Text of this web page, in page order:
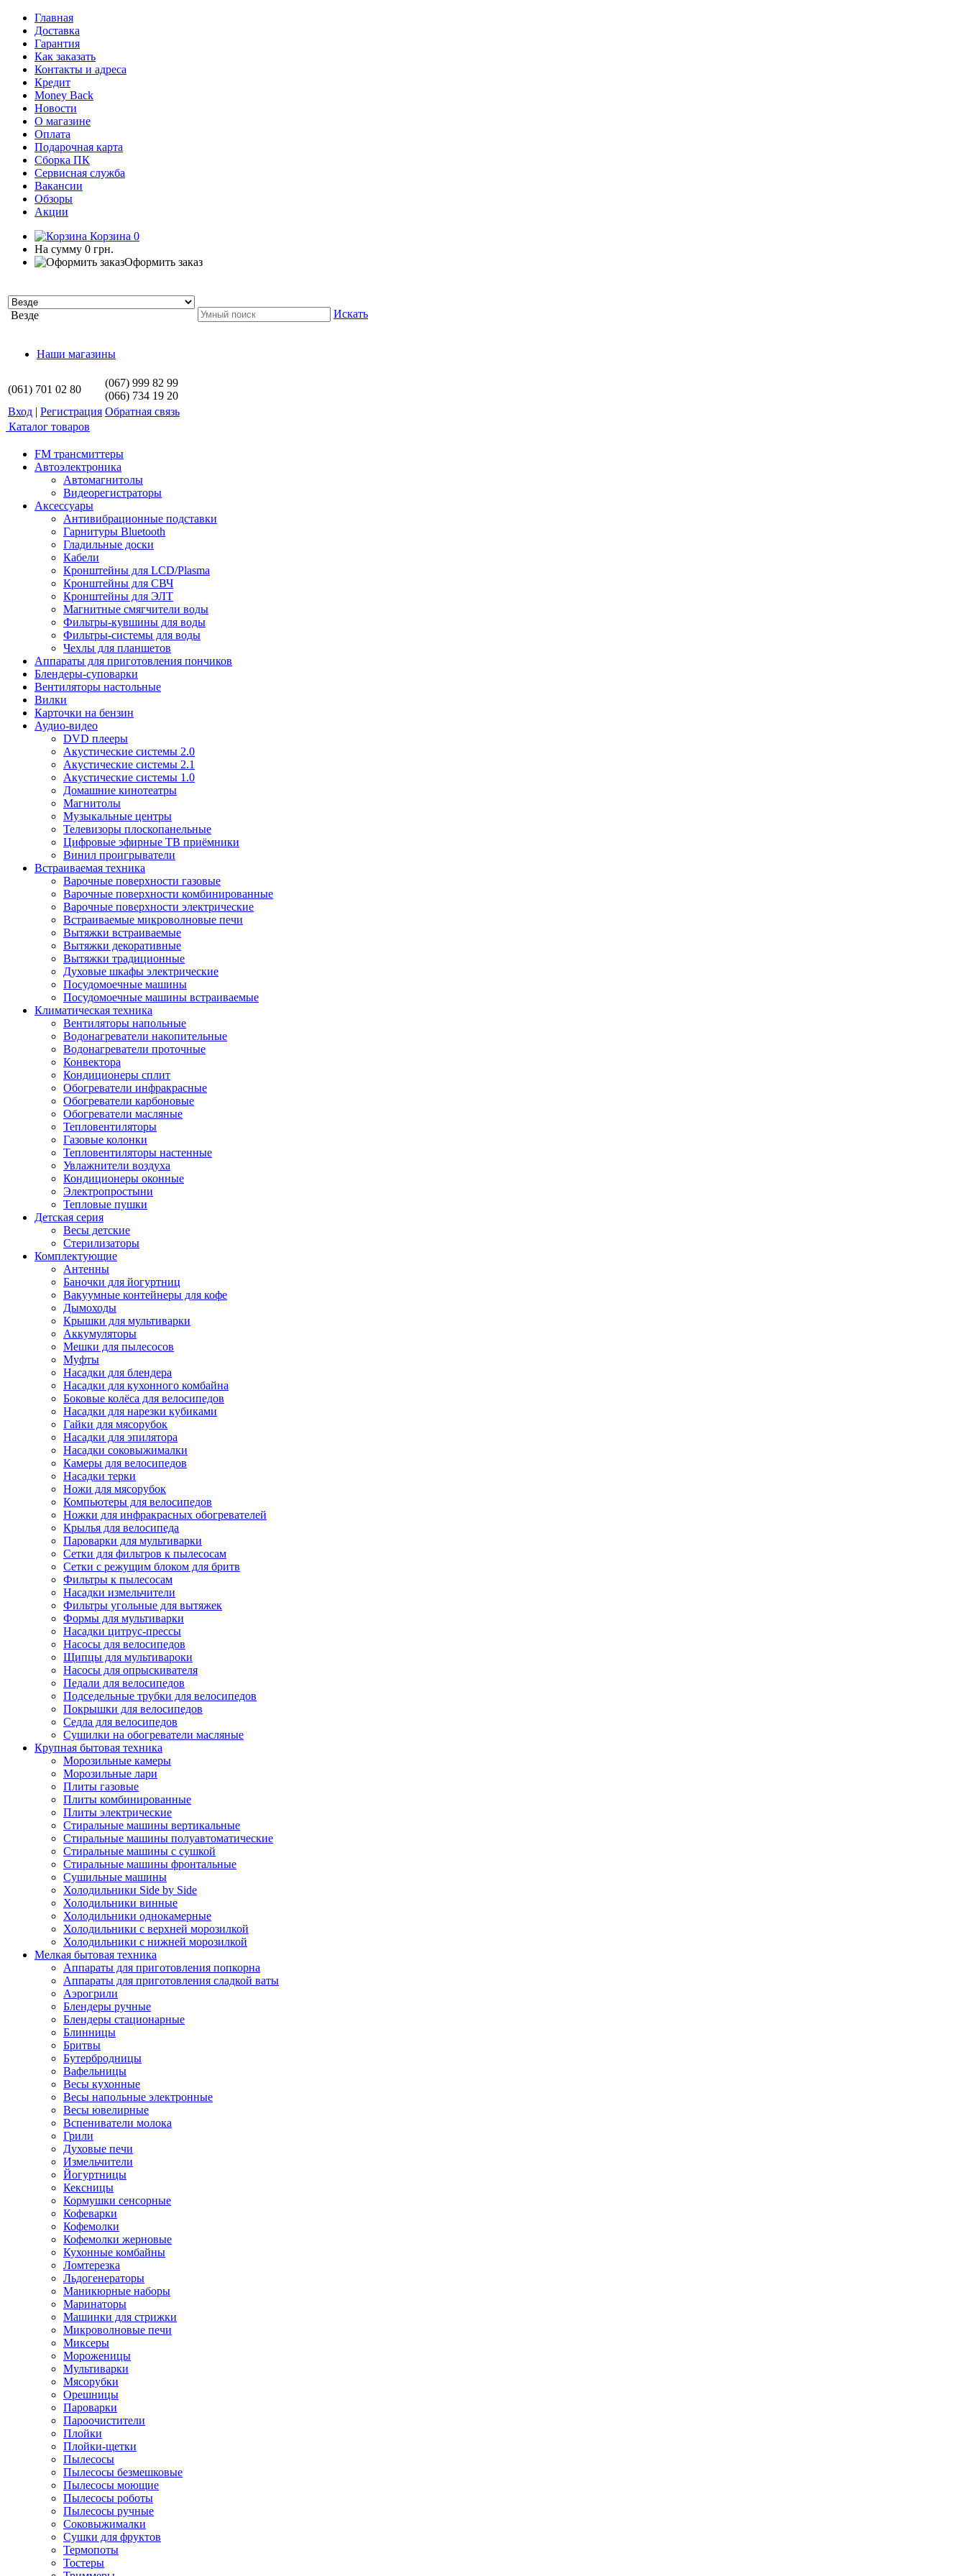
Главная
Доставка
Гарантия
Как заказать
Контакты и адреса
Кредит
Money Back
Новости
О магазине
Оплата
Подарочная карта
Сборка ПК
Сервисная служба
Вакансии
Обзоры
Акции
Корзина 0
На сумму 0 грн.
Оформить заказ
Везде Искать
Наши магазины
(061) 701 02 80
(067) 999 82 99
(066) 734 19 20
Вход | Регистрация Обратная связь
Каталог товаров
FM трансмиттеры
Автоэлектроника
Автомагнитолы
Видеорегистраторы
Аксессуары
Антивибрационные подставки
Гарнитуры Bluetooth
Гладильные доски
Кабели
Кронштейны для LCD/Plasma
Кронштейны для СВЧ
Кронштейны для ЭЛТ
Магнитные смягчители воды
Фильтры-кувшины для воды
Фильтры-системы для воды
Чехлы для планшетов
Аппараты для приготовления пончиков
Блендеры-суповарки
Вентиляторы настольные
Вилки
Карточки на бензин
Аудио-видео
DVD плееры
Акустические системы 2.0
Акустические системы 2.1
Акустические системы 1.0
Домашние кинотеатры
Магнитолы
Музыкальные центры
Телевизоры плоскопанельные
Цифровые эфирные ТВ приёмники
Винил проигрыватели
Встраиваемая техника
Варочные поверхности газовые
Варочные поверхности комбинированные
Варочные поверхности электрические
Встраиваемые микроволновые печи
Вытяжки встраиваемые
Вытяжки декоративные
Вытяжки традиционные
Духовые шкафы электрические
Посудомоечные машины
Посудомоечные машины встраиваемые
Климатическая техника
Вентиляторы напольные
Водонагреватели накопительные
Водонагреватели проточные
Конвектора
Кондиционеры сплит
Обогреватели инфракрасные
Обогреватели карбоновые
Обогреватели масляные
Тепловентиляторы
Газовые колонки
Тепловентиляторы настенные
Увлажнители воздуха
Кондиционеры оконные
Электропростыни
Тепловые пушки
Детская серия
Весы детские
Стерилизаторы
Комплектующие
Антенны
Баночки для йогуртниц
Вакуумные контейнеры для кофе
Дымоходы
Крышки для мультиварки
Аккумуляторы
Мешки для пылесосов
Муфты
Насадки для блендера
Насадки для кухонного комбайна
Боковые колёса для велосипедов
Насадки для нарезки кубиками
Гайки для мясорубок
Насадки для эпилятора
Насадки соковыжималки
Камеры для велосипедов
Насадки терки
Ножи для мясорубок
Компьютеры для велосипедов
Ножки для инфракрасных обогревателей
Крылья для велосипеда
Пароварки для мультиварки
Сетки для фильтров к пылесосам
Сетки с режущим блоком для бритв
Фильтры к пылесосам
Насадки измельчители
Фильтры угольные для вытяжек
Формы для мультиварки
Насадки цитрус-прессы
Насосы для велосипедов
Щипцы для мультивароки
Насосы для опрыскивателя
Педали для велосипедов
Подседельные трубки для велосипедов
Покрышки для велосипедов
Седла для велосипедов
Сушилки на обогреватели масляные
Крупная бытовая техника
Морозильные камеры
Морозильные лари
Плиты газовые
Плиты комбинированные
Плиты электрические
Стиральные машины вертикальные
Стиральные машины полуавтоматические
Стиральные машины с сушкой
Стиральные машины фронтальные
Сушильные машины
Холодильники Side by Side
Холодильники винные
Холодильники однокамерные
Холодильники с верхней морозилкой
Холодильники с нижней морозилкой
Мелкая бытовая техника
Аппараты для приготовления попкорна
Аппараты для приготовления сладкой ваты
Аэрогрили
Блендеры ручные
Блендеры стационарные
Блинницы
Бритвы
Бутербродницы
Вафельницы
Весы кухонные
Весы напольные электронные
Весы ювелирные
Вспениватели молока
Грили
Духовые печи
Измельчители
Йогуртницы
Кексницы
Кормушки сенсорные
Кофеварки
Кофемолки
Кофемолки жерновые
Кухонные комбайны
Ломтерезка
Льдогенераторы
Маникюрные наборы
Маринаторы
Машинки для стрижки
Микроволновые печи
Миксеры
Мороженицы
Мультиварки
Мясорубки
Орешницы
Пароварки
Пароочистители
Плойки
Плойки-щетки
Пылесосы
Пылесосы безмешковые
Пылесосы моющие
Пылесосы роботы
Пылесосы ручные
Соковыжималки
Сушки для фруктов
Термопоты
Тостеры